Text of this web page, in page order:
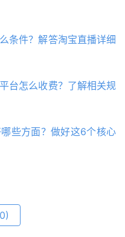
条件？解答淘宝直播详细
台怎么收费？了解相关规
些方面？做好这6个核心